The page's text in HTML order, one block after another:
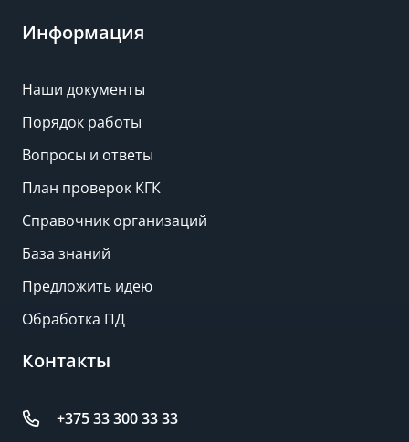
Информация
Наши документы
Порядок работы
Вопросы и ответы
План проверок КГК
Справочник организаций
База знаний
Предложить идею
Обработка ПД
Контакты
+375 33 300 33 33